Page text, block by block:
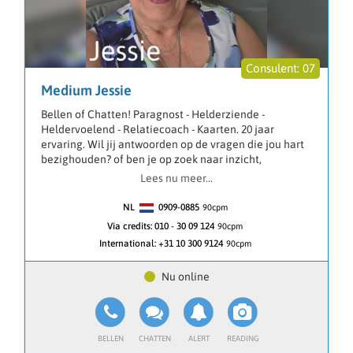
07
Medium Jessie
Bellen of Chatten! Paragnost - Helderziende -
Heldervoelend - Relatiecoach - Kaarten. 20 jaar
ervaring. Wil jij antwoorden op de vragen die jou hart
bezighouden? of ben je op zoek naar inzicht,
helderheid en richting in je leven. Specialist op het
kaarten om inzicht te krijgen in je vragen en te kijken
of problemen. Daarnaast werkt ze ook met de pendel.
Jessie heeft 20 jaar ervaring als Coach. U kunt Jessie
vragen stellen over familie, werk en financiën.
Ik sta voor je klaar om je te begeleiden op jouw pad
Betrouwbaar Medium consult.
Lees nu meer...
NL 0909-0885 90cpm
Via credits: 010 - 30 09 124 90cpm
International: +31 10 300 9124 90cpm